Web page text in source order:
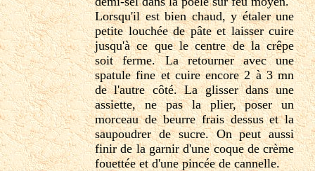
Lorsqu'il est bien chaud, y étaler une
petite louchée de pâte et laisser cuire
jusqu'à ce que le centre de la crêpe
soit ferme. La retourner avec une
spatule fine et cuire encore 2 à 3 mn
de l'autre côté. La glisser dans une
assiette, ne pas la plier, poser un
morceau de beurre frais dessus et la
saupoudrer de sucre. On peut aussi
finir de la garnir d'une coque de crème
fouettée et d'une pincée de cannelle.